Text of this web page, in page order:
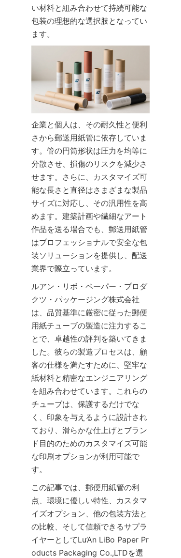
い材料と組み合わせて持続可能な
包装の理想的な選択肢となってい
ます。
企業と個人は、その耐久性と便利
さから郵送用紙管に依存していま
す。管の円筒形状は圧力を均等に
分散させ、損傷のリスクを減少さ
せます。さらに、カスタマイズ可
能な長さと直径はさまざまな製品
サイズに対応し、その汎用性を高
めます。建築計画や繊細なアート
作品を送る場合でも、郵送用紙管
はプロフェッショナルで安全な包
装ソリューションを提供し、配送
業界で際立っています。
ルアン・リボ・ペーパー・プロダ
クツ・パッケージング株式会社
は、品質基準に厳密に従った郵便
用紙チューブの製造に注力するこ
とで、卓越性の評判を築いてきま
した。彼らの製造プロセスは、顧
客の仕様を満たすために、堅牢な
紙材料と精密なエンジニアリング
を組み合わせています。これらの
チューブは、保護するだけでな
く、印象を与えるように設計され
ており、滑らかな仕上げとブラン
ド目的のためのカスタマイズ可能
な印刷オプションが利用可能で
す。
この記事では、郵便用紙管の利
点、環境に優しい特性、カスタマ
イズオプション、他の包装方法と
の比較、そして信頼できるサプラ
イヤーとしてLu’An LiBo Paper Pr
oducts Packaging Co.,LTDを選